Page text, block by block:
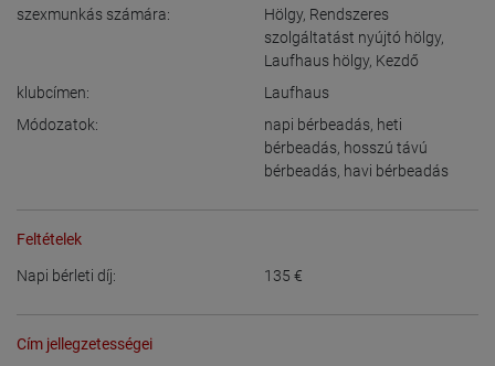
szexmunkás számára:
Hölgy, Rendszeres
szolgáltatást nyújtó hölgy,
Laufhaus hölgy, Kezdő
klubcímen:
Laufhaus
Módozatok:
napi bérbeadás, heti
bérbeadás, hosszú távú
bérbeadás, havi bérbeadás
Feltételek
Napi bérleti díj: 135 €
Cím jellegzetességei